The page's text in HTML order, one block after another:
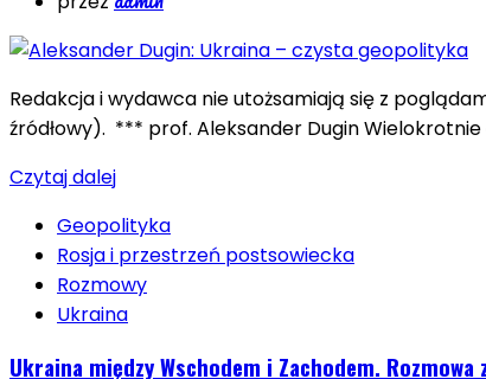
Redakcja i wydawca nie utożsamiają się z
źródłowy). *** prof. Aleksander Dugin
Czytaj dalej
Geopolityka
Rosja i przestrzeń postsowiecka
Rozmowy
Ukraina
Ukraina między Wschodem i Zachodem. Rozmowa